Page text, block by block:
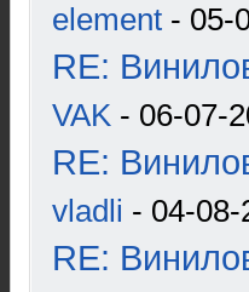
element - 05-
RE:
VAK - 06-07-
RE:
vladli - 04-08-
RE: